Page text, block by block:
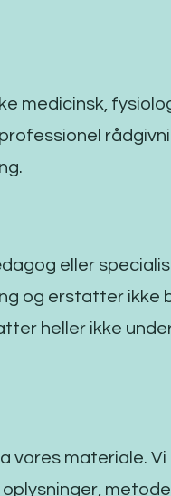
medicinsk,
eller
og erstatter ikke
heller ikke
vores materiale. Vi